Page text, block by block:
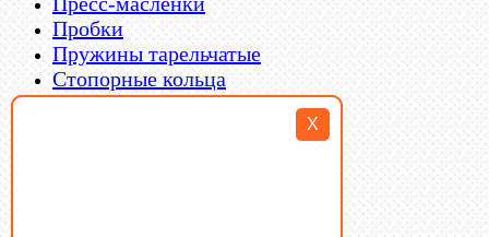
X
Пробки
Пружины тарельчатые
Стопорные кольца
Такелаж